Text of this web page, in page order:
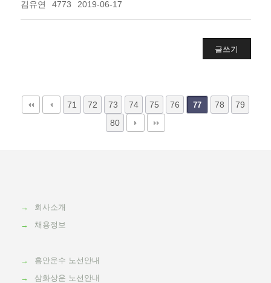
김유연
4773 2019-06-17
글쓰기
71 72 73 74 75 76 77 78
79
80
→
회사소개
→
채용정보
→
흥안운수 노선안내
→
삼화상운 노선안내